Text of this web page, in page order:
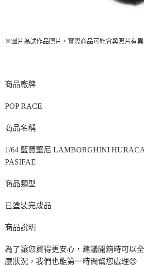
※圖片為試作品照片，實際商品可能會與照片有
商品廠牌
POP RACE
商品名稱
1/64 藍寶堅尼 LAMBORGHINI
PASIFAE
商品類型
已塗裝完成品
商品說明
為了讓您買得更安心，建議開箱時可以
麼狀況，我們也能第一時間幫您處理😊